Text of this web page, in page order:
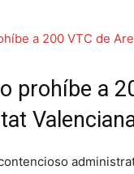
prohíbe a